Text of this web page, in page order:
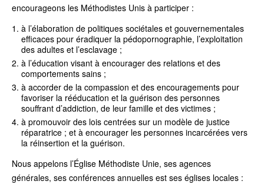
encourageons les Méthodistes Unis à participer :
à l’élaboration de politiques sociétales et gouvernementales
efficaces pour éradiquer la pédopornographie, l’exploitation
des adultes et l’esclavage ;
à l’éducation visant à encourager des relations et des
comportements sains ;
à accorder de la compassion et des encouragements pour
favoriser la rééducation et la guérison des personnes
souffrant d’addiction, de leur famille et des victimes ;
à promouvoir des lois centrées sur un modèle de justice
réparatrice ; et à encourager les personnes incarcérées vers
la réinsertion et la guérison.
Nous appelons l’Église Méthodiste Unie, ses agences
générales, ses conférences annuelles est ses églises locales :